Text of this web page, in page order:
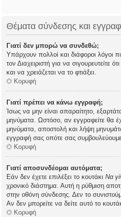
Θέματα σύνδεσης και
Γιατί δεν μπορώ να συνδεθώ;
Υπάρχουν πολλοί και διάφοροι λόγοι
τον Διαχειριστή για να σιγουρευτείτε
και να χρειάζεται να το φτιάξει.
Κορυφή
Γιατί πρέπει να κάνω εγγραφή;
Ίσως να μην είναι απαραίτητο,
μηνύματα. Ωστόσο, αν εγγραφείτε θα
μηνύματα, αποστολή και λήψη
εγγραφή σας οπότε σας
Κορυφή
Γιατί αποσυνδέομαι αυτόματα;
Εάν δεν έχετε επιλέξει το κουτάκι Να
χρονικό διάστημα. Αυτή η ρύθμιση
στην οθόνη σύνδεσης. Δεν το
Αν δεν μπορείτε να δείτε αυτό το
Κορυφή